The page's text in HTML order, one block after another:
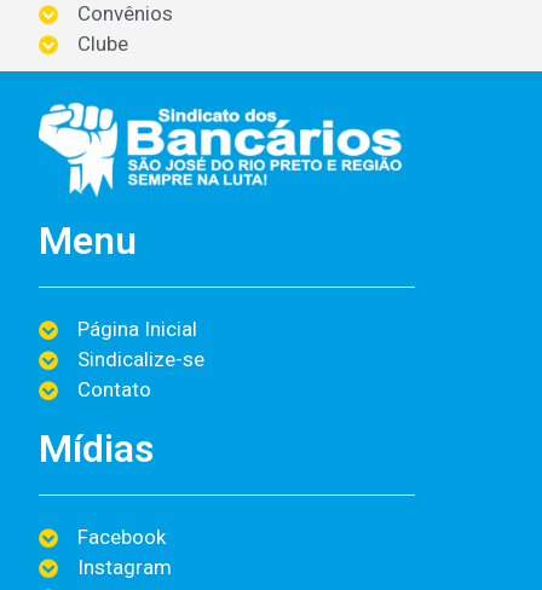
Convênios
Clube
Menu
Página Inicial
Sindicalize-se
Contato
Mídias
Facebook
Instagram